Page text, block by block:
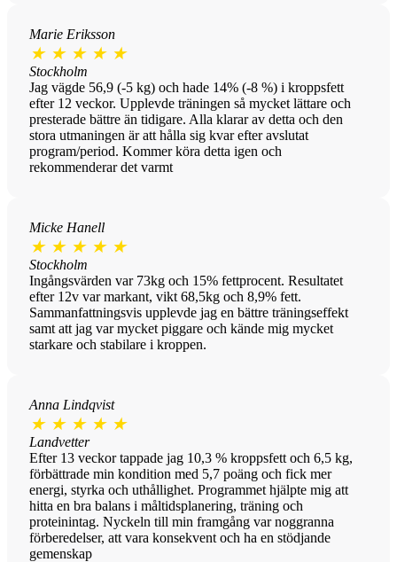
Marie Eriksson
★ ★ ★ ★ ★
Stockholm
Jag vägde 56,9 (-5 kg) och hade 14% (-8 %) i kroppsfett
efter 12 veckor. Upplevde träningen så mycket lättare och
presterade bättre än tidigare. Alla klarar av detta och den
stora utmaningen är att hålla sig kvar efter avslutat
program/period. Kommer köra detta igen och
rekommenderar det varmt
Micke Hanell
★ ★ ★ ★ ★
Stockholm
Ingångsvärden var 73kg och 15% fettprocent. Resultatet
efter 12v var markant, vikt 68,5kg och 8,9% fett.
Sammanfattningsvis upplevde jag en bättre träningseffekt
samt att jag var mycket piggare och kände mig mycket
starkare och stabilare i kroppen.
Anna Lindqvist
★ ★ ★ ★ ★
Landvetter
Efter 13 veckor tappade jag 10,3 % kroppsfett och 6,5 kg,
förbättrade min kondition med 5,7 poäng och fick mer
energi, styrka och uthållighet. Programmet hjälpte mig att
hitta en bra balans i måltidsplanering, träning och
proteinintag. Nyckeln till min framgång var noggranna
förberedelser, att vara konsekvent och ha en stödjande
gemenskap